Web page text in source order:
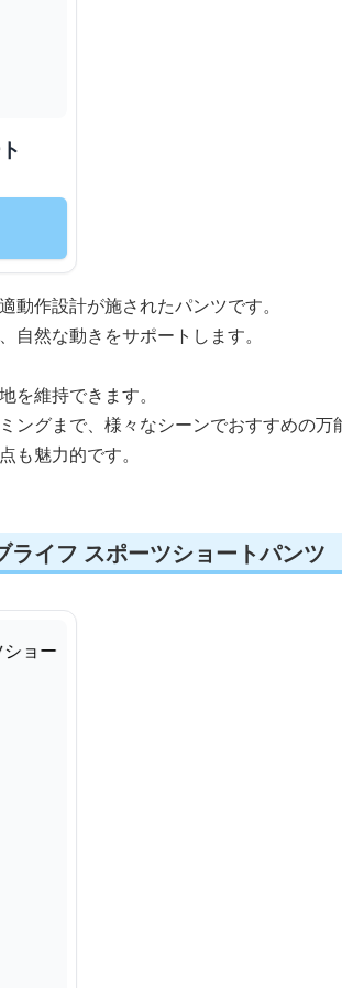
作設計が施されたパンツです。
然な動きをサポートします。
を維持できます。
グまで、様々なシーンでおすすめの万
も魅力的です。
イフ スポーツショートパンツ